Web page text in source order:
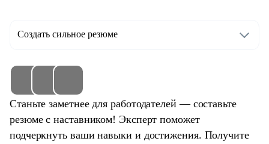
Создать сильное резюме
Станьте заметнее для работодателей — составьте
резюме с наставником! Эксперт поможет
подчеркнуть ваши навыки и достижения. Получите